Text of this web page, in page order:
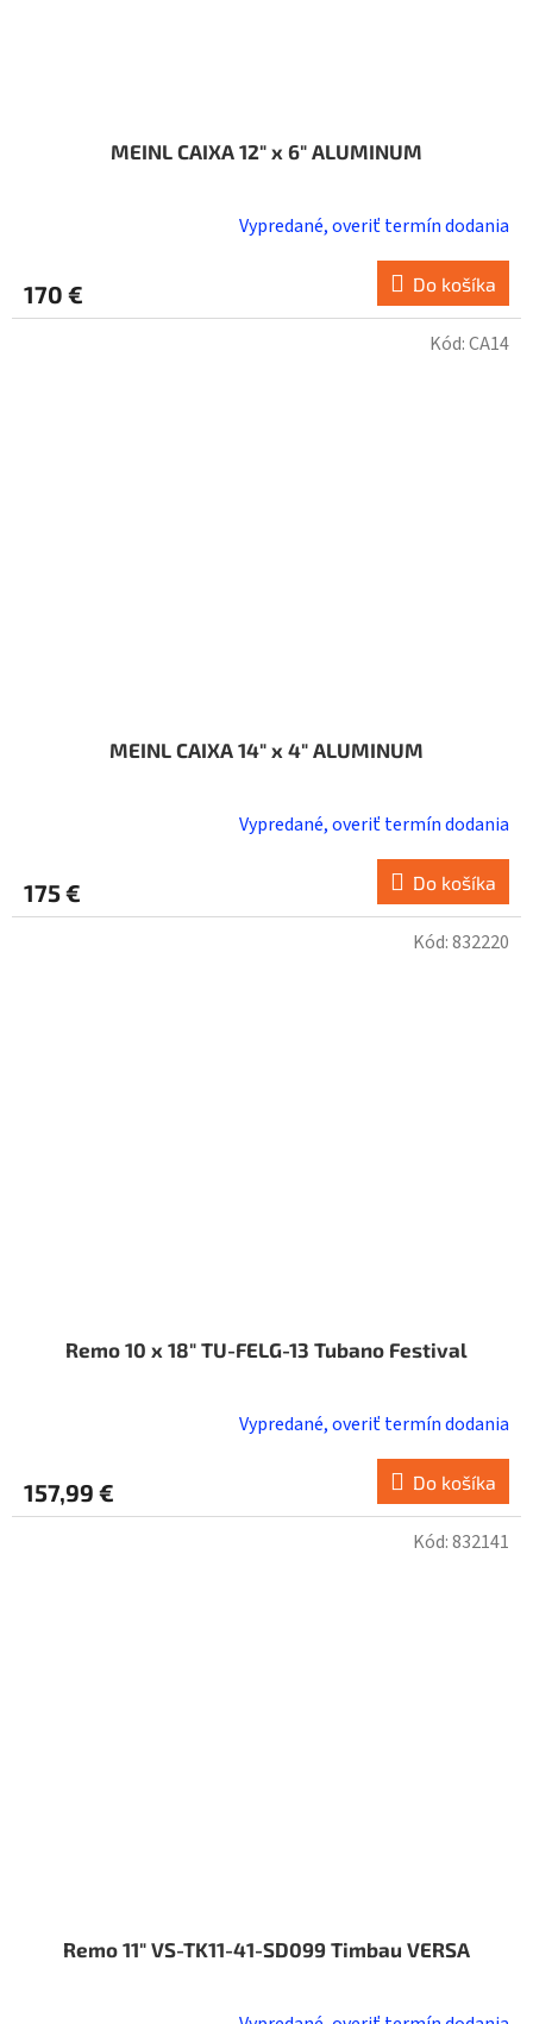
MEINL CAIXA 12" x 6" ALUMINUM
Vypredané, overiť termín dodania
170 € Do košíka
MEINL CAIXA 14" x 4" ALUMINUM
Vypredané, overiť termín dodania
175 € Do košíka
Kód:CA14
Remo 10 x 18" TU-FELG-13 Tubano Festival
Vypredané, overiť termín dodania
157,99 € Do košíka
Kód:832220
Remo 11" VS-TK11-41-SD099 Timbau VERSA
Kód:832141